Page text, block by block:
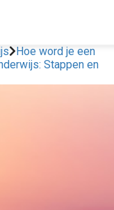
Hoe word je een
Stappen en